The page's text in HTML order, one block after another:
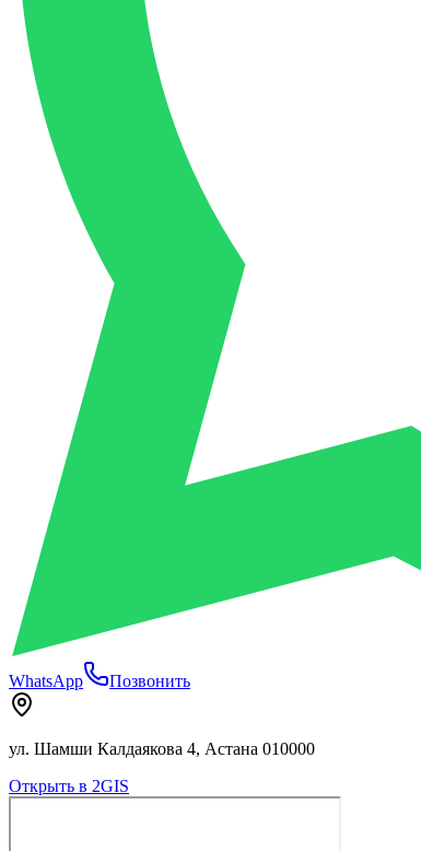
WhatsApp Позвонить
ул. Шамши Калдаякова 4, Астана 010000
Открыть в 2GIS